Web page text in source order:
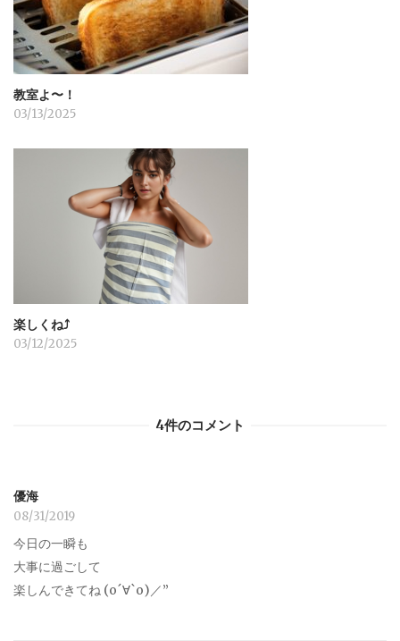
教室よ〜！
03/13/2025
楽しくね⤴︎
03/12/2025
4件のコメント
優海
08/31/2019
今日の一瞬も
大事に過ごして
楽しんできてね (о´∀`о)／”